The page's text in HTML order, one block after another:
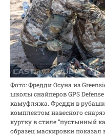
Фото: Фредди Осуна из
школы снайперов GPS
камуфляжа. Фредди в
комплектом навесного
куртку в стиле “пустынный
образец маскировки